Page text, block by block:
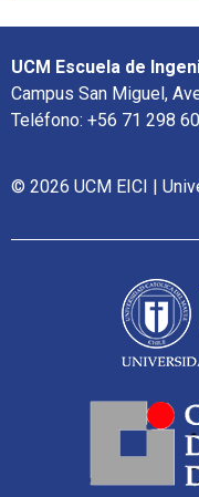
UCM Escuela de
Campus San Miguel,
Teléfono: +56 71 298
© 2026 UCM EICI |